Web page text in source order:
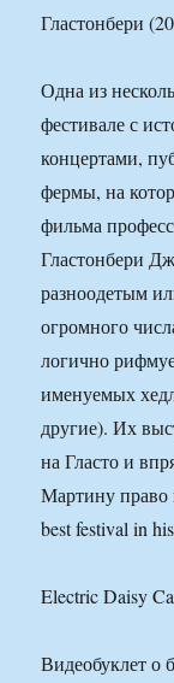
Гластонбери
Одна из
фестивале с
концертами,
фермы, на
фильма
Гластонбери
разноодетым
огромного
логично
именуемых
другие). Их
на Гласто и
Мартину право
best festival in
Electric Daisy
Видеобуклет о